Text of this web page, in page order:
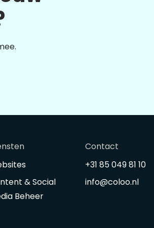
Contact
+31 85 049 81 10
info@coloo.nl
& Social
Beheer